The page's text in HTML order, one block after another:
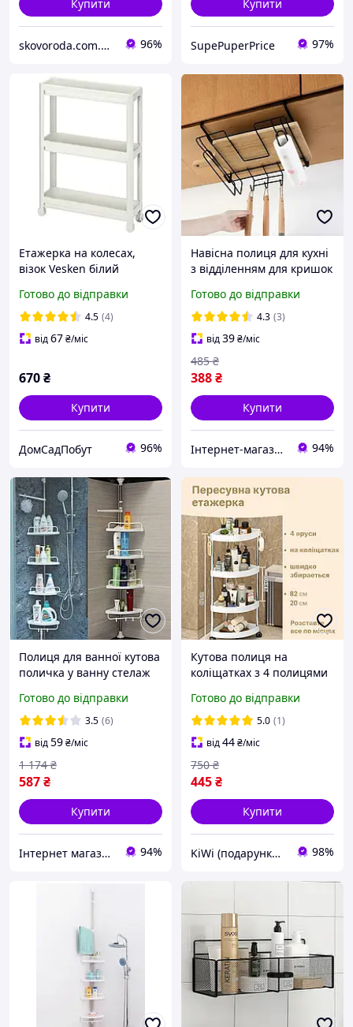
Купити
skovoroda.com.ua – все для кухні та дому 96%
Купити
SupePuperPrice 97%
Етажерка на колесах,
візок Vesken білий
Готово до відправки
4.5 (4)
від67₴/міс
670₴
Купити
ДомСадПобут 96%
Навісна полиця для кухні
з відділенням для кришок
Чорний
Готово до відправки
4.3 (3)
від39₴/міс
388₴
485 ₴
Купити
Інтернет-магазин Bigs 94%
Полиця для ванної кутова
поличка у ванну стелаж
ярусна HVE
Готово до відправки
3.5 (6)
від59₴/міс
587₴
1 174 ₴
Купити
Інтернет магазин "Electro Seller" 🛒 Тільки якісні товари за найкращими цінами ✅ 94%
Кутова полиця на
коліщатках з 4 полицями
кімнати, мобільний
стелаж 85 см
Готово до відправки
5.0 (1)
від44₴/міс
445₴
750 ₴
Купити
KiWi (подарунки та декор для дому) 98%